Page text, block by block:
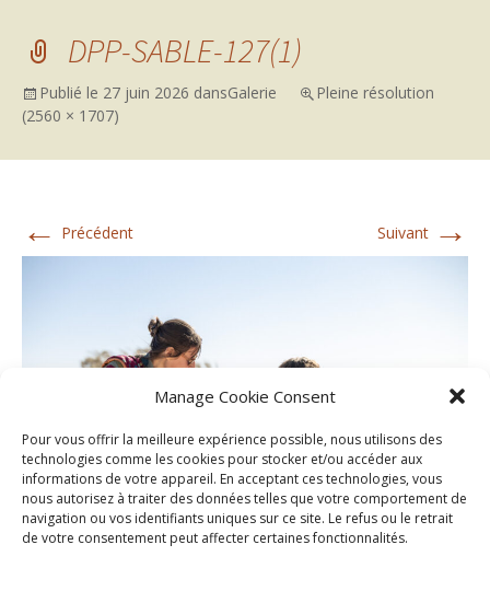
Manage Cookie Consent
Pour vous offrir la meilleure expérience possible, nous utilisons des
technologies comme les cookies pour stocker et/ou accéder aux
informations de votre appareil. En acceptant ces technologies, vous
nous autorisez à traiter des données telles que votre comportement de
navigation ou vos identifiants uniques sur ce site. Le refus ou le retrait
de votre consentement peut affecter certaines fonctionnalités.
DPP-SABLE-127(1)
Publié le 27 juin 2026 dansGalerie
Pleine résolution
(2560 × 1707)
← Précédent Suivant →